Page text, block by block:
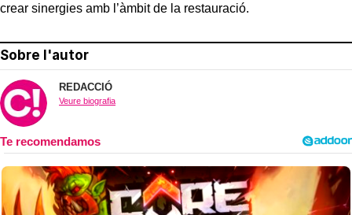
crear sinergies amb l’àmbit de la restauració.
Sobre l'autor
REDACCIÓ
Veure biografia